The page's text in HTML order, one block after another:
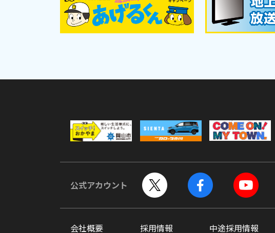
公式アカウント
会社概要 採用情報 中途採用情報